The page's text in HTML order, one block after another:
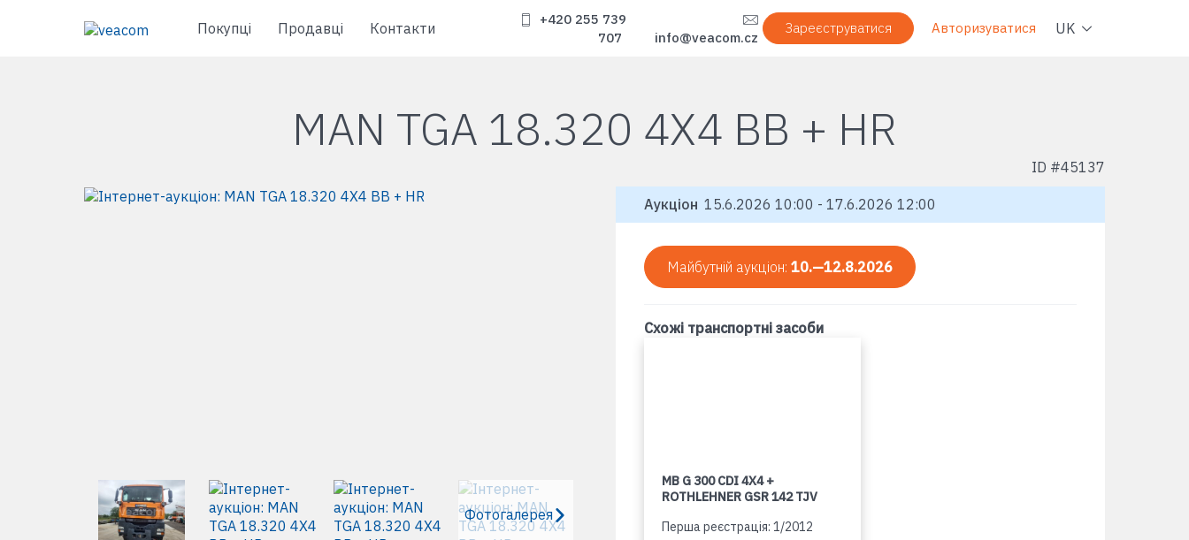
Покупці Продавці Контакти Зареєструватися Авторизуватися
+420 255 739
707
info@veacom.cz
UK
MAN TGA 18.320 4X4 BB + HR
ID #45137
Фотогалерея
Аукціон 15.6.2026 10:00 - 17.6.2026 12:00
Майбутній аукціон: 10.—12.8.2026
Схожі транспортні засоби
MB G 300 CDI 4X4 +
ROTHLEHNER GSR 142 TJV
Перша реєстрація: 1/2012